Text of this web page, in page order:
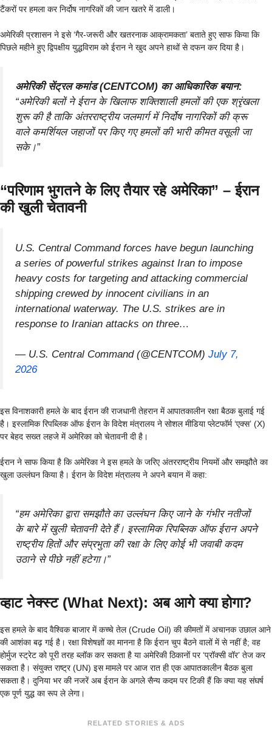
टैंकरों पर हमला कर निर्दोष नागरिकों की जान खतरे में डाली।
अमेरिकी प्रशासन ने इसे ‘गैर-जरूरी और खतरनाक आक्रामकता’ बताते हुए साफ किया कि
पिछले महीने हुए द्विपक्षीय युद्धविराम को ईरान ने खुद अपने हाथों से दफन कर दिया है।
अमेरिकी सेंट्रल कमांड (CENTCOM) का आधिकारिक बयान:
“अमेरिकी बलों ने ईरान के खिलाफ शक्तिशाली हमलों की एक श्रृंखला
शुरू की है ताकि अंतरराष्ट्रीय जलमार्ग में निर्दोष नागरिकों की क्रू
वाले कमर्शियल जहाजों पर किए गए हमलों की भारी कीमत वसूली जा
सके।”
“परिणाम भुगतने के लिए तैयार रहे अमेरिका” – ईरान
की खुली चेतावनी
U.S. Central Command forces have begun launching
a series of powerful strikes against Iran to impose
heavy costs for targeting and attacking commercial
shipping crewed by innocent civilians in an
international waterway. The U.S. strikes are in
response to Iranian attacks on three…
— U.S. Central Command (@CENTCOM) July 7,
2026
इस विनाशकारी हमले के बाद ईरान की राजधानी तेहरान में आपातकालीन रक्षा बैठक बुलाई गई
है। इस्लामिक रिपब्लिक ऑफ ईरान के विदेश मंत्रालय ने सोशल मीडिया प्लेटफॉर्म ‘एक्स’ (X)
पर बेहद सख्त लहजे में अमेरिका को चेतावनी दी है।
ईरान ने साफ किया है कि अमेरिका ने इस हमले के जरिए अंतरराष्ट्रीय नियमों और समझौते का
खुला उल्लंघन किया है। ईरान के विदेश मंत्रालय ने अपने बयान में कहा:
“हम अमेरिका द्वारा समझौते का उल्लंघन किए जाने के गंभीर नतीजों
के बारे में खुली चेतावनी देते हैं। इस्लामिक रिपब्लिक ऑफ ईरान अपने
राष्ट्रीय हितों और संप्रभुता की रक्षा के लिए कोई भी जवाबी कदम
उठाने से पीछे नहीं हटेगा।”
व्हाट नेक्स्ट (What Next): अब आगे क्या होगा?
इस हमले के बाद वैश्विक बाजार में कच्चे तेल (Crude Oil) की कीमतों में अचानक उछाल आने
की आशंका बढ़ गई है। रक्षा विशेषज्ञों का मानना है कि ईरान चुप बैठने वालों में से नहीं है; वह
होर्मुज स्ट्रेट को पूरी तरह ब्लॉक कर सकता है या अमेरिकी ठिकानों पर ‘प्रॉक्सी वॉर’ तेज कर
सकता है। संयुक्त राष्ट्र (UN) इस मामले पर आज रात ही एक आपातकालीन बैठक बुला
सकता है। दुनिया भर की नजरें अब ईरान के अगले सैन्य कदम पर टिकी हैं कि क्या यह संघर्ष
एक पूर्ण युद्ध का रूप ले लेगा।
RELATED STORIES & ADS